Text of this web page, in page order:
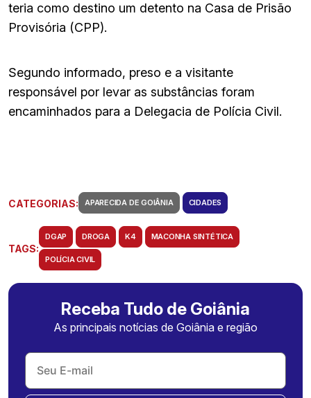
teria como destino um detento na Casa de Prisão
Provisória (CPP).
Segundo informado, preso e a visitante
responsável por levar as substâncias foram
encaminhados para a Delegacia de Polícia Civil.
CATEGORIAS: APARECIDA DE GOIÂNIA CIDADES
TAGS:
DGAP DROGA K4 MACONHA SINTÉTICA
POLÍCIA CIVIL
Receba Tudo de Goiânia
As principais notícias de Goiânia e região